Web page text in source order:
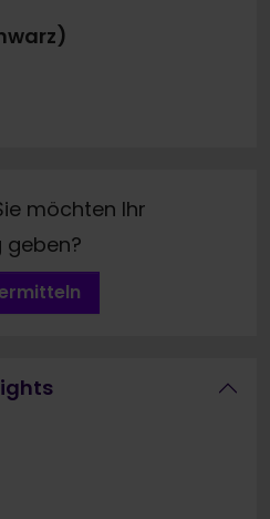
möchten Ihr
geben?